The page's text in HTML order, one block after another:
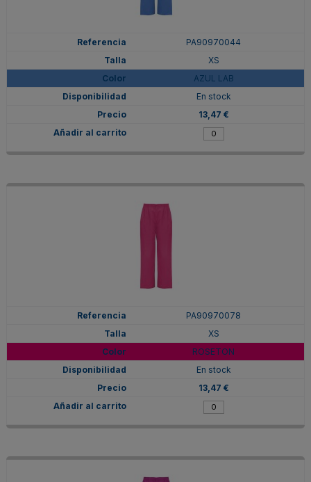
PA90970044
XS
AZUL LAB
En stock
13,47 €
PA90970078
XS
ROSETON
En stock
13,47 €